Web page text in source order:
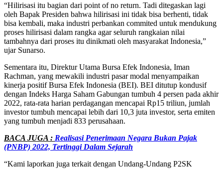
“Hilirisasi itu bagian dari point of no return. Tadi ditegaskan lagi
oleh Bapak Presiden bahwa hilirisasi ini tidak bisa berhenti, tidak
bisa kembali, maka industri perbankan commited untuk mendukung
proses hilirisasi dalam rangka agar seluruh rangkaian nilai
tambahnya dari proses itu dinikmati oleh masyarakat Indonesia,”
ujar Sunarso.
Sementara itu, Direktur Utama Bursa Efek Indonesia, Iman
Rachman, yang mewakili industri pasar modal menyampaikan
kinerja positif Bursa Efek Indonesia (BEI). BEI ditutup kondusif
dengan Indeks Harga Saham Gabungan tumbuh 4 persen pada akhir
2022, rata-rata harian perdagangan mencapai Rp15 triliun, jumlah
investor tumbuh mencapai lebih dari 10,3 juta investor, serta emiten
yang tumbuh menjadi 833 perusahaan.
BACA JUGA : Realisasi Penerimaan Negara Bukan Pajak
(PNBP) 2022, Tertinggi Dalam Sejarah
“Kami laporkan juga terkait dengan Undang-Undang P2SK